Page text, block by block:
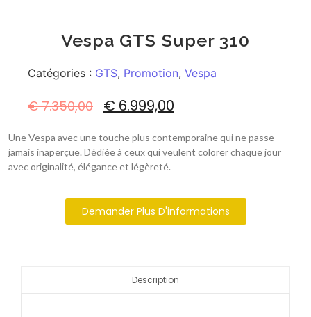
Vespa GTS Super 310
Catégories : GTS, Promotion, Vespa
€7.350,00 € 6.999,00
Une Vespa avec une touche plus contemporaine qui ne passe
jamais inaperçue. Dédiée à ceux qui veulent colorer chaque jour
avec originalité, élégance et légèreté.
Demander Plus D'informations
Description